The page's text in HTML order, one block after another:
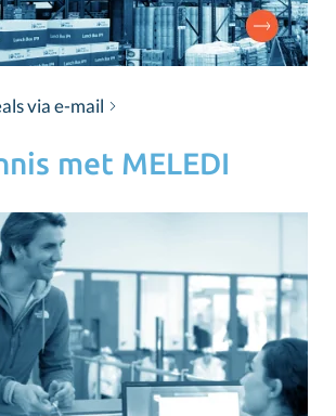
via e-mail
met MELEDI